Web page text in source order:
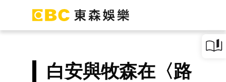
白安與牧森在〈路